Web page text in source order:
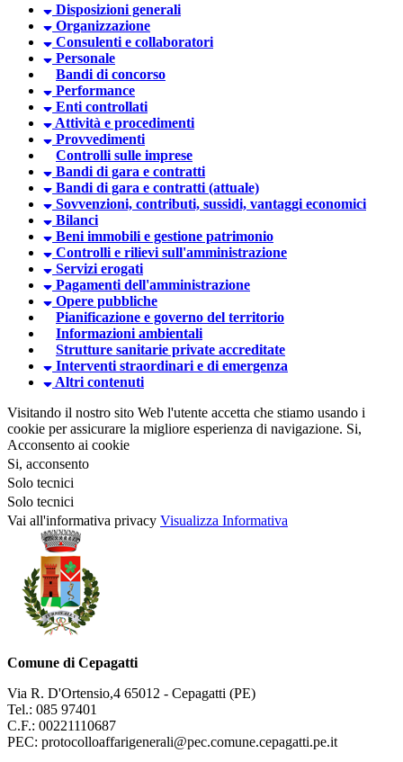
Disposizioni generali
Organizzazione
Consulenti e collaboratori
Personale
Bandi di concorso
Performance
Enti controllati
Attività e procedimenti
Provvedimenti
Controlli sulle imprese
Bandi di gara e contratti
Bandi di gara e contratti (attuale)
Sovvenzioni, contributi, sussidi, vantaggi economici
Bilanci
Beni immobili e gestione patrimonio
Controlli e rilievi sull'amministrazione
Servizi erogati
Pagamenti dell'amministrazione
Opere pubbliche
Pianificazione e governo del territorio
Informazioni ambientali
Strutture sanitarie private accreditate
Interventi straordinari e di emergenza
Altri contenuti
Visitando il nostro sito Web l'utente accetta che stiamo usando i
cookie per assicurare la migliore esperienza di navigazione. Si,
Acconsento ai cookie
Si, acconsento
Solo tecnici
Solo tecnici
Vai all'informativa privacy Visualizza Informativa
Comune di Cepagatti
Via R. D'Ortensio,4 65012 - Cepagatti (PE)
Tel.: 085 97401
C.F.: 00221110687
PEC: protocolloaffarigenerali@pec.comune.cepagatti.pe.it